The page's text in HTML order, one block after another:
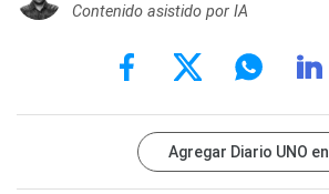
Contenido asistido por IA
Agregar Diario UNO en